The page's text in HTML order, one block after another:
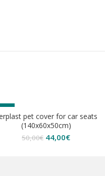
ΕΞΑΝΤΛΗΘΗΚΕ
pet cover for car seats
(140x60x50cm)
50,00€ Original
44,00€Η